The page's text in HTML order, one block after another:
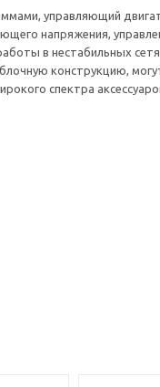
управляющий
напряжения,
в нестабильных
конструкцию,
спектра